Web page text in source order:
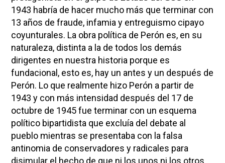
1943 habría de hacer mucho más que terminar con
13 años de fraude, infamia y entreguismo cipayo
coyunturales. La obra política de Perón es, en su
naturaleza, distinta a la de todos los demás
dirigentes en nuestra historia porque es
fundacional, esto es, hay un antes y un después de
Perón. Lo que realmente hizo Perón a partir de
1943 y con más intensidad después del 17 de
octubre de 1945 fue terminar con un esquema
político bipartidista que excluía del debate al
pueblo mientras se presentaba con la falsa
antinomia de conservadores y radicales para